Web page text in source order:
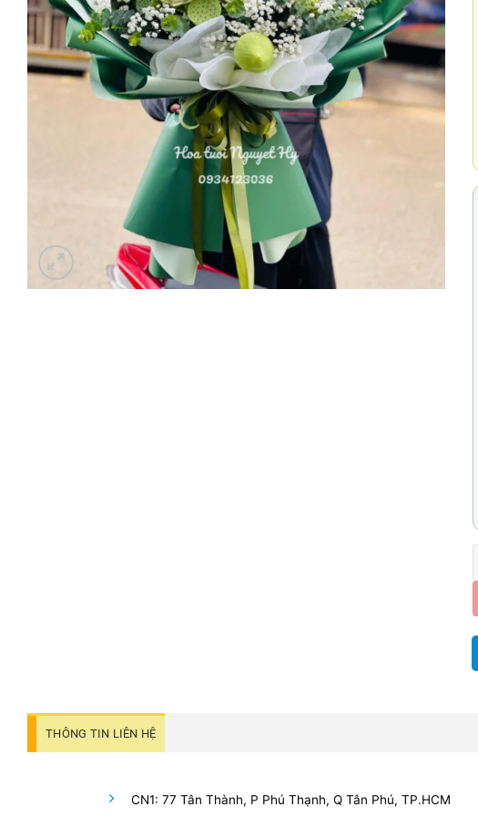
THÔNG TIN LIÊN HỆ
CN1: 77 Tân Thành, P Phú Thạnh, Q Tân Phú, TP.HCM